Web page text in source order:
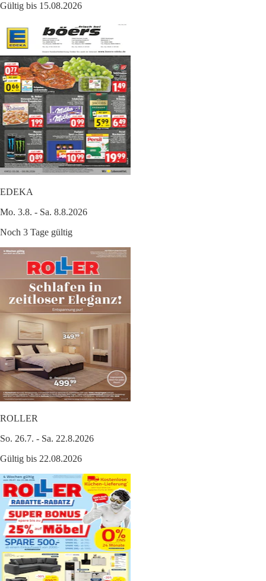
Gültig bis 15.08.2026
EDEKA
Mo. 3.8. - Sa. 8.8.2026
Noch 3 Tage gültig
ROLLER
So. 26.7. - Sa. 22.8.2026
Gültig bis 22.08.2026